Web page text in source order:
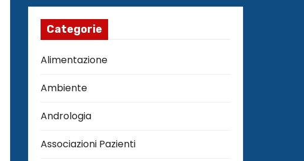
Categorie
Alimentazione
Ambiente
Andrologia
Associazioni Pazienti